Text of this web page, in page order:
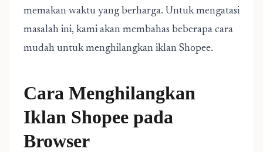
memakan waktu yang berharga. Untuk mengatasi
masalah ini, kami akan membahas beberapa cara
mudah untuk menghilangkan iklan Shopee.
Cara Menghilangkan
Iklan Shopee pada
Browser